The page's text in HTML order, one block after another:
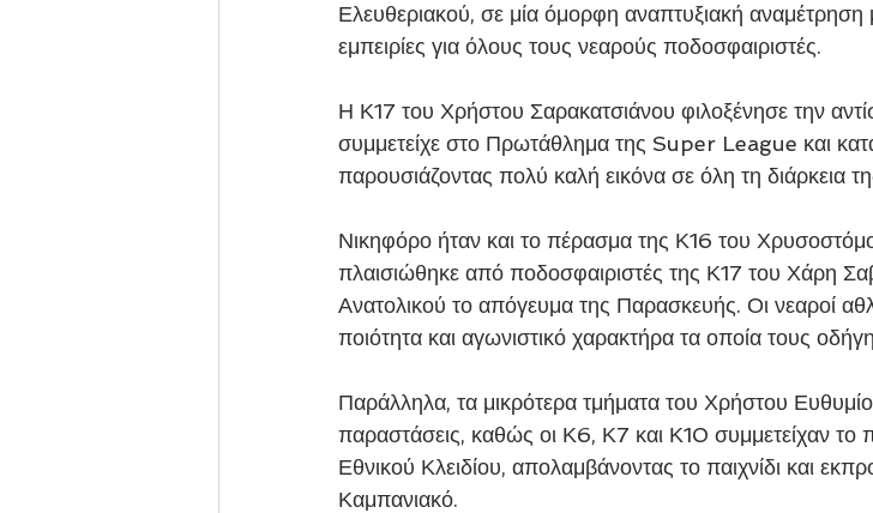
Ελευθεριακού, σε μία όμορφη αναπτυξιακή αναμέτρηση
εμπειρίες για όλους τους νεαρούς ποδοσφαιριστές.
Η Κ17 του Χρήστου Σαρακατσιάνου φιλοξένησε την
συμμετείχε στο Πρωτάθλημα της Super League και
παρουσιάζοντας πολύ καλή εικόνα σε όλη τη διάρκεια
Νικηφόρο ήταν και το πέρασμα της Κ16 του
πλαισιώθηκε από ποδοσφαιριστές της Κ17 του Χάρη
Ανατολικού το απόγευμα της Παρασκευής. Οι νεαροί
ποιότητα και αγωνιστικό χαρακτήρα τα οποία τους
Παράλληλα, τα μικρότερα τμήματα του Χρήστου
παραστάσεις, καθώς οι Κ6, Κ7 και Κ10 συμμετείχαν το
Εθνικού Κλειδίου, απολαμβάνοντας το παιχνίδι και
Καμπανιακό.